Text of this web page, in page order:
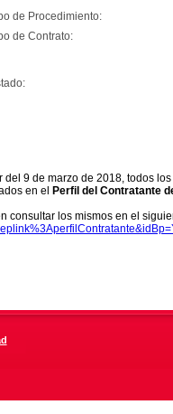
de Procedimiento:
de Contrato:
del 9 de marzo de 2018, todos
en el
Perfil del Contratante
consultar los mismos en el